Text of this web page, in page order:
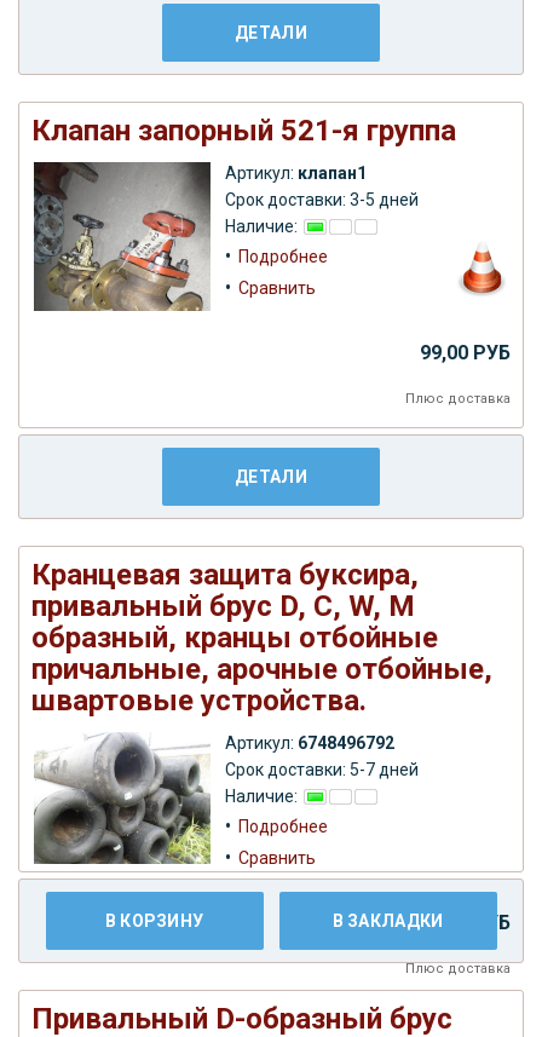
ДЕТАЛИ
Клапан запорный 521-я группа
Артикул: клапан1
Срок доставки: 3-5 дней
Наличие:
• Подробнее
• Сравнить
99,00 РУБ
Плюс доставка
ДЕТАЛИ
Кранцевая защита буксира,
привальный брус D, С, W, M
образный, кранцы отбойные
причальные, арочные отбойные,
швартовые устройства.
Артикул: 6748496792
Срок доставки: 5-7 дней
Наличие:
• Подробнее
• Сравнить
19.999,00 РУБ
Плюсдоставка
В КОРЗИНУ В ЗАКЛАДКИ
Привальный D-образный брус